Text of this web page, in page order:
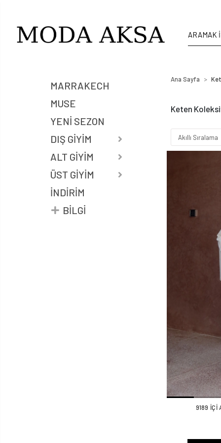
Ana Sayfa
Keten
9189 İÇİ
MARRAKECH
MUSE
YENI SEZON
DIŞ GIYIM
ALT GIYIM
ÜST GİYİM
İNDİRİM
BILGI